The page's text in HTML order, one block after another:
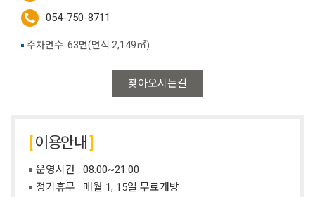
054-750-8711
찾아오시는길
주차면수: 63면(면적:2,149㎡)
이용안내
운영시간 : 08:00~21:00
정기휴무 : 매월 1, 15일 무료개방